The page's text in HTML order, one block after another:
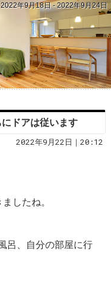
2022年9月18日 - 2022年9月24日
ドアは従います
2022年9月22日｜20:12
したね。
呂、自分の部屋に行